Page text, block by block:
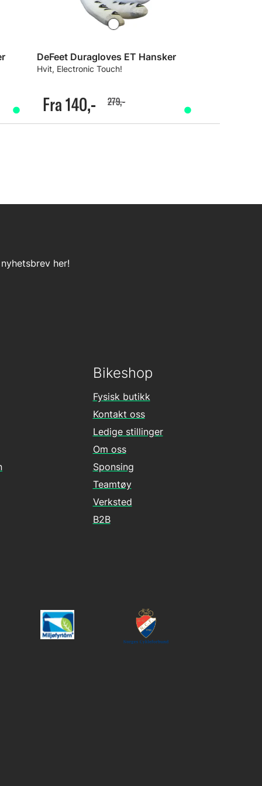
DeFeet Duragloves ET Hansker
Hvit, Electronic Touch!
Fra 140,- 279,-
her!
Bikeshop
Fysisk butikk
Kontakt oss
Ledige stillinger
Om oss
Sponsing
Teamtøy
Verksted
B2B